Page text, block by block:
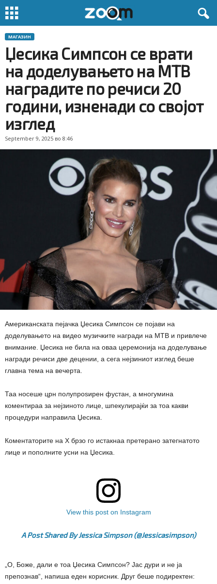
МАГАЗИН
Џесика Симпсон се врати
на доделувањето на МТВ
наградите по речиси 20
години, изненади со својот
изглед
September 9, 2025 во 8:46
Американската пејачка Џесика Симпсон се појави на
доделувањето на видео музичките награди на МТВ и привлече
внимание. Џесика не била на оваа церемонија на доделување
награди речиси две децении, а сега нејзиниот изглед беше
главна тема на вечерта.
Таа носеше црн полупроѕирен фустан, а многумина
коментираа за нејзиното лице, шпекулирајќи за тоа какви
процедури направила Џесика.
Коментаторите на X брзо го истакнаа претерано затегнатото
лице и пополните усни на Џесика.
View this post on Instagram
A Post Shared By Jessica Simpson (@jessicasimpson)
„О, Боже, дали е тоа Џесика Симпсон? Јас дури и не ја
препознав“, напиша еден корисник. Друг беше подиректен: